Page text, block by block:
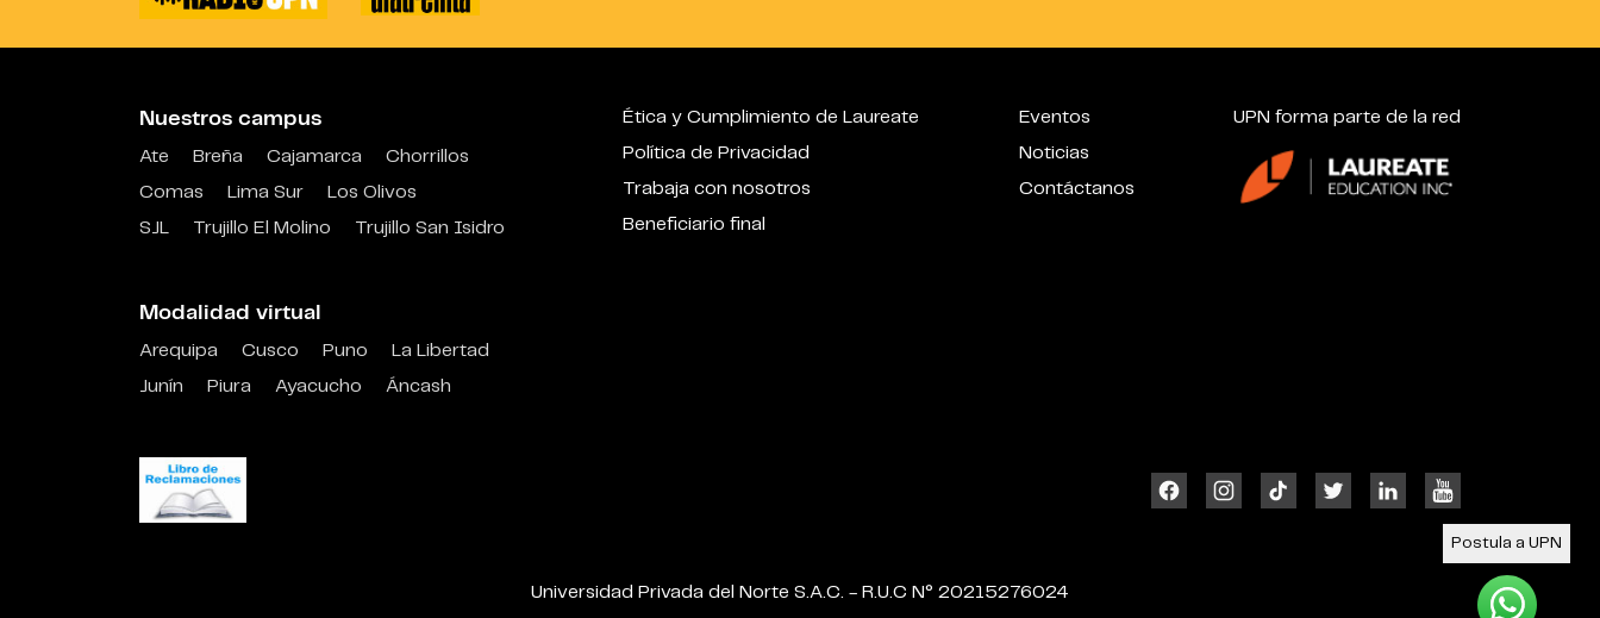
Nuestros campus
Ate Breña Cajamarca
Chorrillos
Comas
Lima Sur
Los Olivos
SJL
Trujillo El Molino Trujillo San Isidro
Modalidad virtual
Arequipa Cusco Puno
La Libertad
Junín
Piura Ayacucho Áncash
Ética y Cumplimiento de Laureate
Política de Privacidad
Trabaja con nosotros
Beneficiario final
Eventos
Noticias
Contáctanos
UPN forma parte de la red
Universidad Privada del Norte S.A.C. - R.U.C N° 20215276024
Postula a UPN